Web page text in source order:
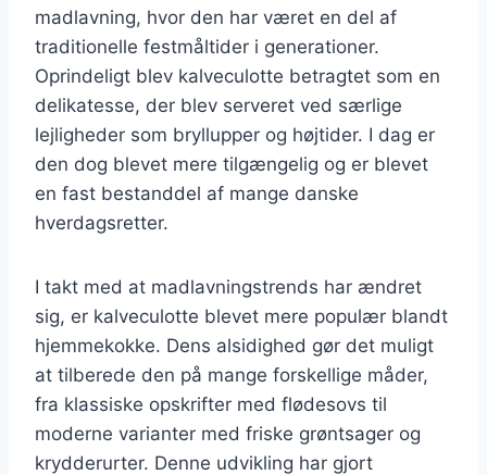
madlavning, hvor den har været en del af
traditionelle festmåltider i generationer.
Oprindeligt blev kalveculotte betragtet som en
delikatesse, der blev serveret ved særlige
lejligheder som bryllupper og højtider. I dag er
den dog blevet mere tilgængelig og er blevet
en fast bestanddel af mange danske
hverdagsretter.
I takt med at madlavningstrends har ændret
sig, er kalveculotte blevet mere populær blandt
hjemmekokke. Dens alsidighed gør det muligt
at tilberede den på mange forskellige måder,
fra klassiske opskrifter med flødesovs til
moderne varianter med friske grøntsager og
krydderurter. Denne udvikling har gjort